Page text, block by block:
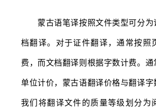
蒙古语笔译按照文件类型可分为
档翻译。对于证件翻译，通常按照
费，而文档翻译则根据字数计费。通
单位计价，蒙古语翻译价格与翻译字
我们将翻译文件的质量等级划分为